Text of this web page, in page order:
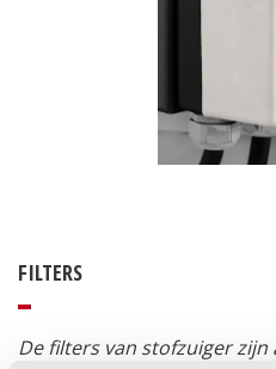
FILTERS
De filters van stofzuiger